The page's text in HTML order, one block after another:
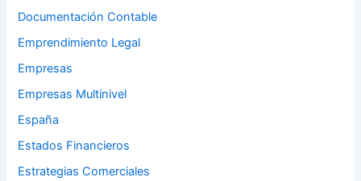
Documentación Contable
Emprendimiento Legal
Empresas
Empresas Multinivel
España
Estados Financieros
Estrategias Comerciales